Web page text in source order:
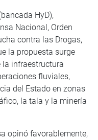
HyD),
Nacional, Orden
contra las Drogas,
la propuesta surge
la infraestructura
fluviales,
del Estado en zonas
la tala y la minería
opinó favorablemente,